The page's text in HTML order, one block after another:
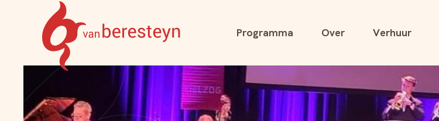
Navigatie
overslaanTheater
vanBeresteyn
Programma Over Verhuur